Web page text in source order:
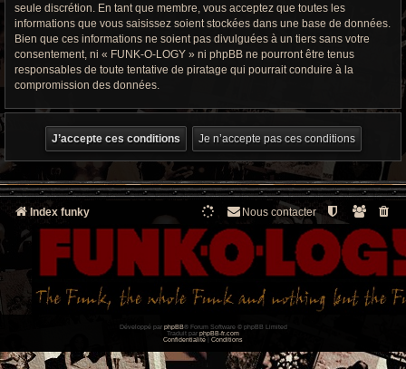
seule discrétion. En tant que membre, vous acceptez que toutes les
informations que vous saisissez soient stockées dans une base de données.
Bien que ces informations ne soient pas divulguées à un tiers sans votre
consentement, ni « FUNK-O-LOGY » ni phpBB ne pourront être tenus
responsables de toute tentative de piratage qui pourrait conduire à la
compromission des données.
Index funky Nous contacter
Développé par phpBB® Forum Software © phpBB Limited
Traduit par phpBB-fr.com
Confidentialité
Conditions